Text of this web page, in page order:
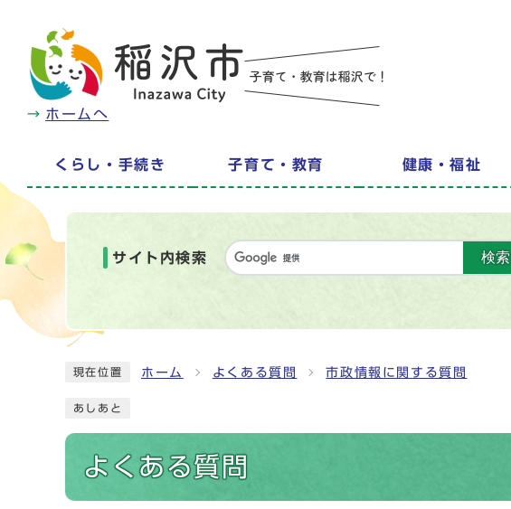
ホームへ
くらし・手続き 子育て・教育 健康・福祉
サイト内検索 検索
現在位置 ホーム よくある質問 市政情報に関する質問
あしあと
よくある質問